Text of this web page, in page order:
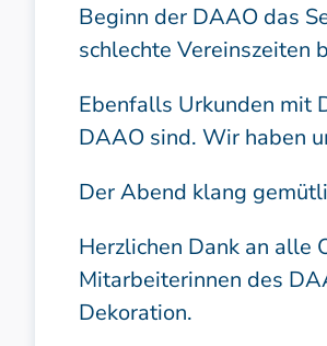
Beginn der DAAO das
schlechte Vereinszeiten
Ebenfalls Urkunden mit
DAAO sind. Wir haben
Der Abend klang
Herzlichen Dank an alle
Mitarbeiterinnen des
Dekoration.